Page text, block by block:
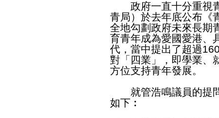
政府一直十分重視青
青局）於去年底公布《
全地勾劃政府未來長期
育青年成為愛國愛港、
代，當中提出了超過
對「四業」，即學業、
方位支持青年發展。
就管浩鳴議員的提問
如下︰